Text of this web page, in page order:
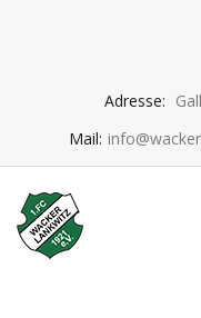
Adresse:
Mail: